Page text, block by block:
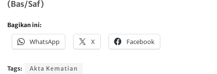
(Bas/Saf)
Bagikan ini:
WhatsApp X Facebook
Tags: Akta Kematian